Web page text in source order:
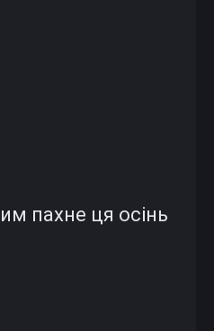
пахне ця осінь